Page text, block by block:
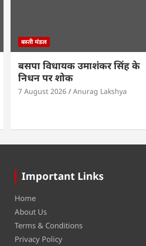
बस्ती मंडल
बसपा विधायक उमाशंकर सिंह के
निधन पर शोक
7 August 2026 Anurag Lakshya
Important Links
Home
About Us
Terms & Conditions
Privacy Policy